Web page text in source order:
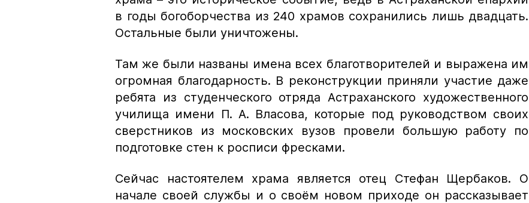
в годы богоборчества из 240 храмов сохранились лишь двадцать.
Остальные были уничтожены.
Там же были названы имена всех благотворителей и выражена им
огромная благодарность. В реконструкции приняли участие даже
ребята из студенческого отряда Астраханского художественного
училища имени П. А. Власова, которые под руководством своих
сверстников из московских вузов провели большую работу по
подготовке стен к росписи фресками.
Сейчас настоятелем храма является отец Стефан Щербаков. О
начале своей службы и о своём новом приходе он рассказывает